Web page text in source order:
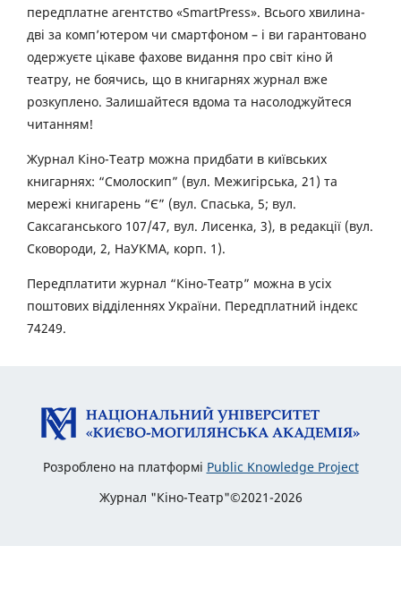
передплатне агентство «SmartPress». Всього хвилина-
дві за комп’ютером чи смартфоном – і ви гарантовано
одержуєте цікаве фахове видання про світ кіно й
театру, не боячись, що в книгарнях журнал вже
розкуплено. Залишайтеся вдома та насолоджуйтеся
читанням!
Журнал Кіно-Театр можна придбати в київських
книгарнях: “Смолоскип” (вул. Межигірська, 21) та
мережі книгарень “Є” (вул. Спаська, 5; вул.
Саксаганського 107/47, вул. Лисенка, 3), в редакції (вул.
Сковороди, 2, НаУКМА, корп. 1).
Передплатити журнал “Кіно-Театр” можна в усіх
поштових відділеннях України. Передплатний індекс
74249.
Розроблено на платформі Public Knowledge Project
Журнал "Кіно-Театр"©2021-2026